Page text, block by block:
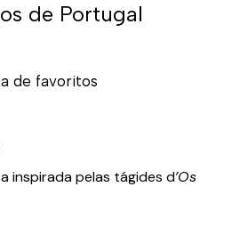
de Portugal
de favoritos
inspirada pelas tágides d’Os